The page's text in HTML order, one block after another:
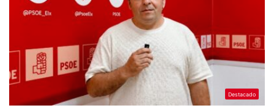
Destacado